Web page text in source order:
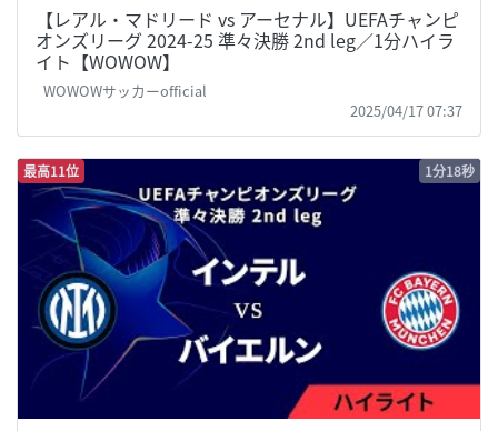
【レアル・マドリード vs アーセナル】UEFAチャンピ
オンズリーグ 2024-25 準々決勝 2nd leg／1分ハイラ
イト【WOWOW】
WOWOWサッカーofficial
2025/04/17 07:37
最高11位 1分18秒